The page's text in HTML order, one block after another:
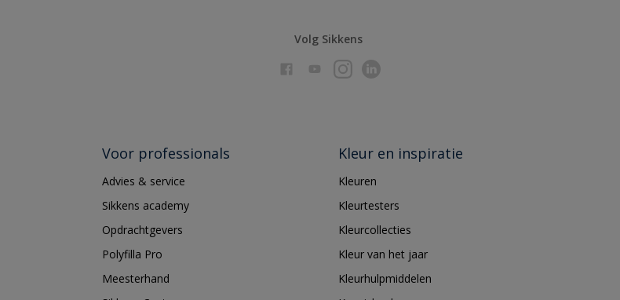
Volg Sikkens
Voor professionals
Advies & service
Sikkens academy
Opdrachtgevers
Polyfilla Pro
Meesterhand
Kleur en inspiratie
Kleuren
Kleurtesters
Kleurcollecties
Kleur van het jaar
Kleurhulpmiddelen